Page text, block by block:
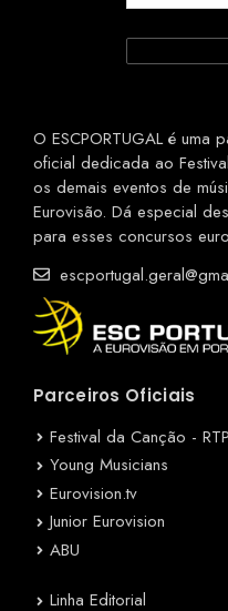
O ESCPORTUGAL é uma
oficial dedicada ao
os demais eventos de
Eurovisão. Dá especial
para esses concursos
Parceiros Oficiais
Festival da Canção - RTP
Young Musicians
Eurovision.tv
Junior Eurovision
ABU
Linha Editorial